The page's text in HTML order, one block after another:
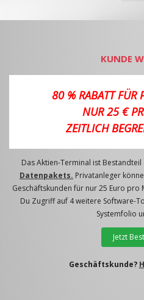
KUNDE
80 % RABATT FÜR
NUR 25 €
ZEITLICH
Das Aktien-Terminal ist Bestandteil
Datenpakets. Privatanleger
Geschäftskunden für nur 25 Euro
Du Zugriff auf 4 weitere Software-
Systemfolio
Jetzt
Geschäftskunde?